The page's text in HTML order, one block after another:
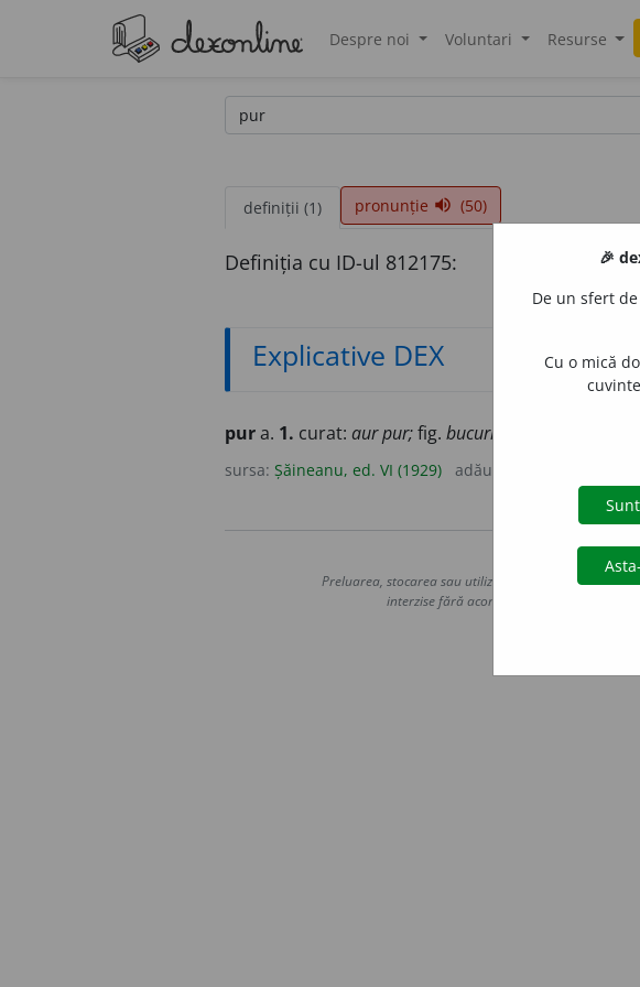
Despre noi Voluntari Resurse
definiții (1) pronunție volume_up (50)
Definiția cu ID-ul 812175:
Explicative DEX
pura. 1. curat: aur pur;fig. bucurie pură; corect,
sursa: Șăineanu, ed. VI (1929) adăugată de
Copyright ©
Preluarea, stocarea sau utilizarea datelor de pe
interzise fără acordul nostru prealabil
🎉
De un sfert
Cu o mică